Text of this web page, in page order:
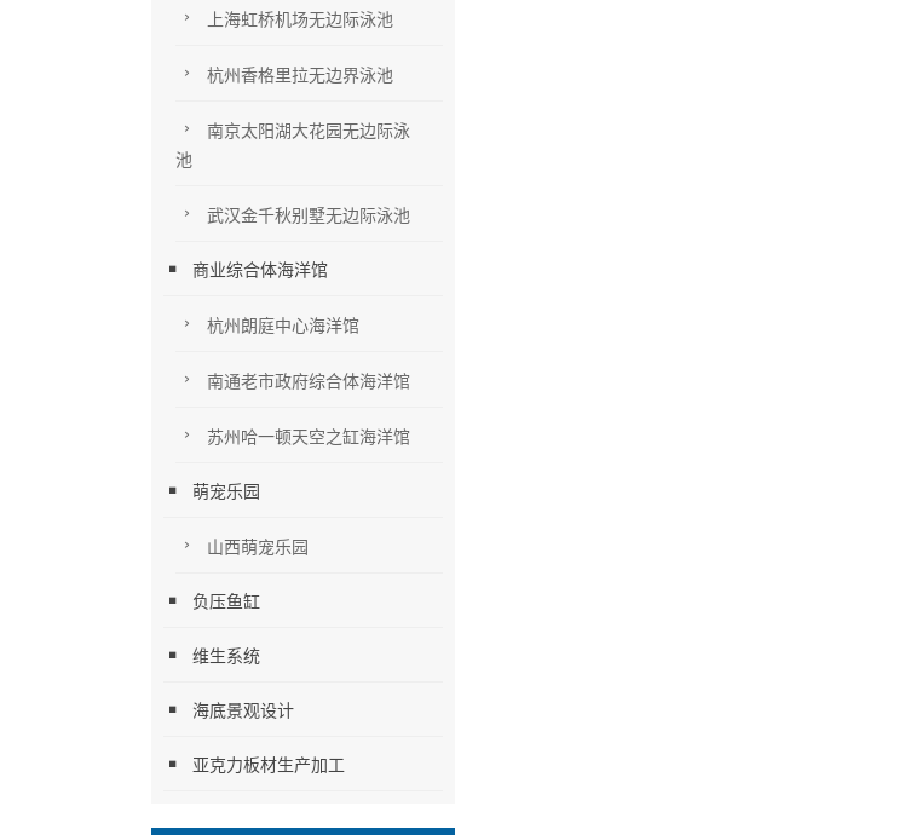
上海虹桥机场无边际泳池
杭州香格里拉无边界泳池
南京太阳湖大花园无边际泳
池
武汉金千秋别墅无边际泳池
商业综合体海洋馆
杭州朗庭中心海洋馆
南通老市政府综合体海洋馆
苏州哈一顿天空之缸海洋馆
萌宠乐园
山西萌宠乐园
负压鱼缸
维生系统
海底景观设计
亚克力板材生产加工